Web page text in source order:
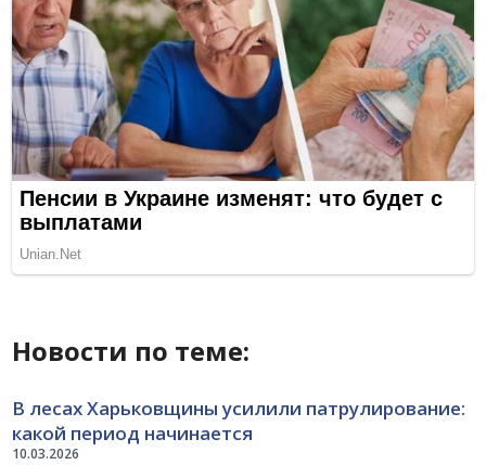
Новости по теме:
10.03.2026
В лесах Харьковщины усилили патрулирование:
какой период начинается